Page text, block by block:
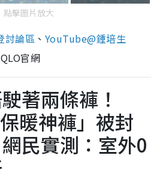
點擊圖片放大
討論區 、 YouTube@鍾培生
官網
著兩條褲！
暖神褲」被封
民實測：室外0